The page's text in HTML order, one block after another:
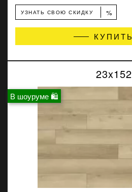
УЗНАТЬ СВОЮ СКИДКУ %
КУПИТЬ
В шоуруме 🛍
23x152